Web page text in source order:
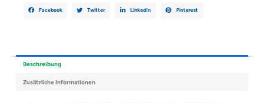
Facebook Twitter LinkedIn Pinterest
Beschreibung
Zusätzliche Informationen